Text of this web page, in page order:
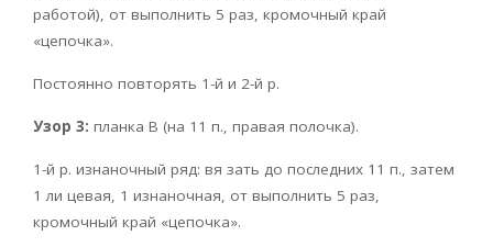
работой), от выполнить 5 раз, кромочный край
«цепочка».
Постоянно повторять 1-й и 2-й р.
Узор 3: планка В (на 11 п., правая полочка).
1-й р. изнаночный ряд: вя зать до последних 11 п., затем
1 ли цевая, 1 изнаночная, от выполнить 5 раз,
кромочный край «цепочка».